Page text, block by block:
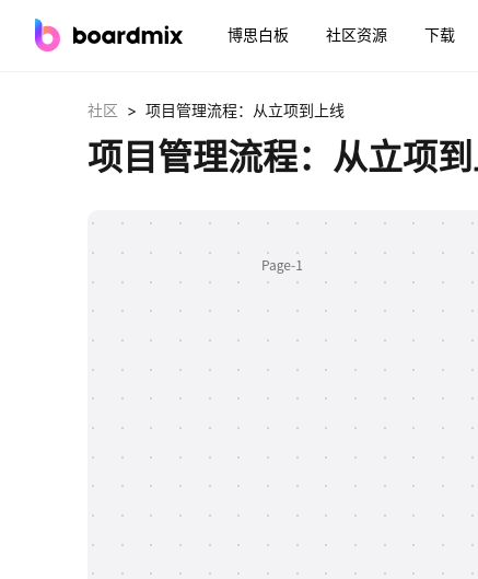
博思白板 社区资源 下载
社区 > 项目管理流程：从立项到上线
项目管理流程：从立项